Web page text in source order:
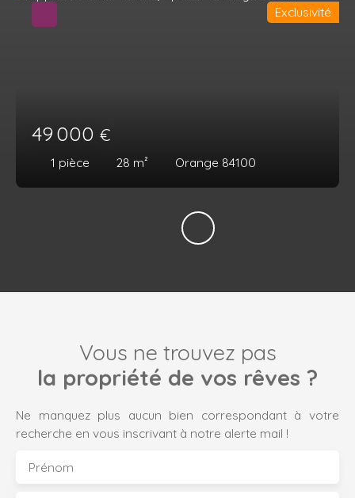
49 000 €
1 pièce 28 m² Orange 84100
Exclusivité
Vous ne trouvez pas
la propriété de vos rêves ?
Ne manquez plus aucun bien correspondant à votre
recherche en vous inscrivant à notre alerte mail !
Prénom